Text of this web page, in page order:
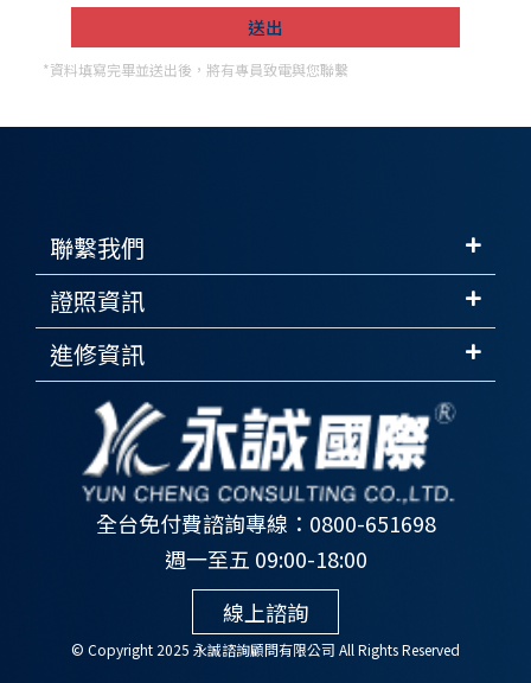
*資料填寫完畢並送出後，將有專員致電與您聯繫
全台免付費諮詢專線：0800-651698
週一至五 09:00-18:00
線上諮詢
© Copyright 2025 永誠諮詢顧問有限公司 All Rights Reserved
聯繫我們
證照資訊
進修資訊